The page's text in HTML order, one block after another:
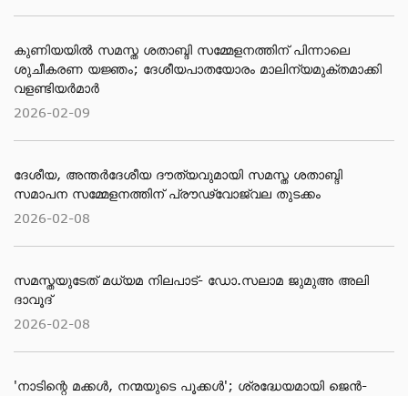
കുണിയയിൽ സമസ്ത ശതാബ്ദി സമ്മേളനത്തിന് പിന്നാലെ
ശുചീകരണ യജ്ഞം; ദേശീയപാതയോരം മാലിന്യമുക്തമാക്കി
വളണ്ടിയർമാർ
2026-02-09
ദേശീയ, അന്തര്‍ദേശീയ ദൗത്യവുമായി സമസ്ത ശതാബ്ദി
സമാപന സമ്മേളനത്തിന് പ്രൗഢ്വോജ്വല തുടക്കം
2026-02-08
സമസ്തയുടേത് മധ്യമ നിലപാട്- ഡോ.സലാമ ജുമുഅ അലി
ദാവൂദ്
2026-02-08
'നാടിന്റെ മക്കള്‍, നന്മയുടെ പൂക്കള്‍'; ശ്രദ്ധേയമായി ജെന്‍-